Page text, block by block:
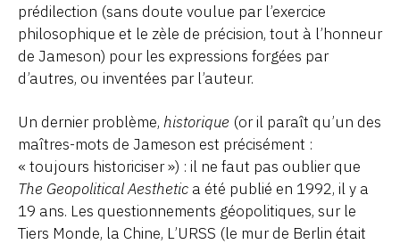
prédilection (sans doute voulue par l’exercice
philosophique et le zèle de précision, tout à l’honneur
de Jameson) pour les expressions forgées par
d’autres, ou inventées par l’auteur.
Un dernier problème, historique (or il paraît qu’un des
maîtres-mots de Jameson est précisément :
« toujours historiciser ») : il ne faut pas oublier que
The Geopolitical Aesthetic a été publié en 1992, il y a
19 ans. Les questionnements géopolitiques, sur le
Tiers Monde, la Chine, L’URSS (le mur de Berlin était